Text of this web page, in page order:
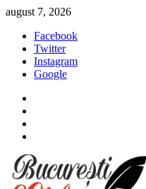
Sari
conținut
august 7, 2026
Facebook
Twitter
Instagram
Google